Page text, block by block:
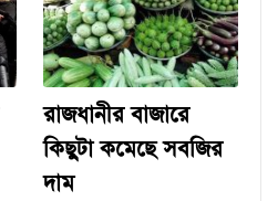
রাজধানীর বাজারে
কিছুটা কমেছে সবজির
দাম